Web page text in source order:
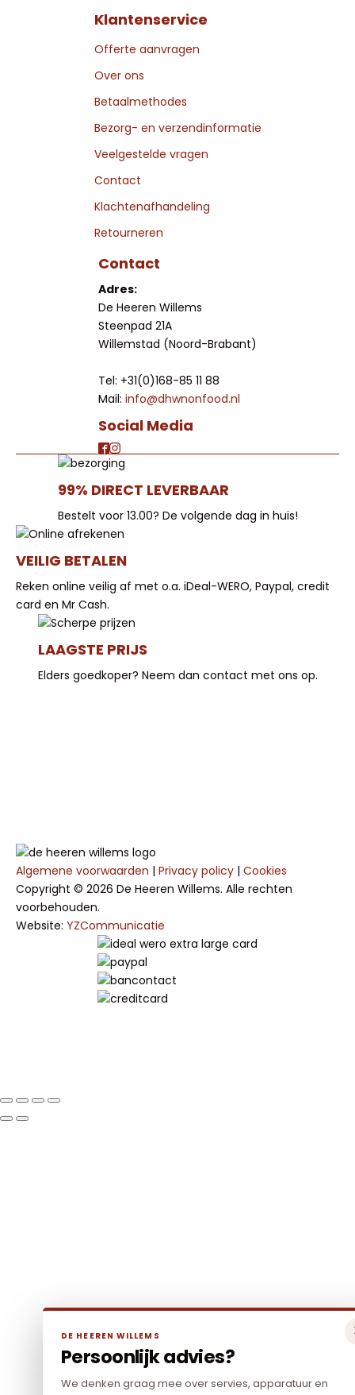
Klantenservice
Offerte aanvragen
Over ons
Betaalmethodes
Bezorg- en verzendinformatie
Veelgestelde vragen
Contact
Klachtenafhandeling
Retourneren
Contact
Adres:
De Heeren Willems
Steenpad 21A
Willemstad (Noord-Brabant)
Tel: +31(0)168-85 11 88
Mail: info@dhwnonfood.nl
Social Media
99% DIRECT LEVERBAAR
Bestelt voor 13.00? De volgende dag in huis!
VEILIG BETALEN
Reken online veilig af met o.a. iDeal-WERO, Paypal, credit
card en Mr Cash.
LAAGSTE PRIJS
Elders goedkoper? Neem dan contact met ons op.
Algemene voorwaarden | Privacy policy | Cookies
Copyright © 2026 De Heeren Willems. Alle rechten
voorbehouden.
Website: YZCommunicatie
DE HEEREN WILLEMS
Persoonlijk advies?
We denken graag mee over servies, apparatuur en